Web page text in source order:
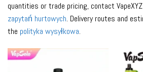
quantities or trade pricing, contact
zapytań hurtowych. Delivery routes and
the polityka wysyłkowa.